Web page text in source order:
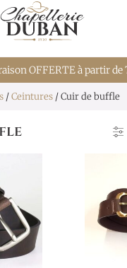
OFFERTE à partir de
/Ceintures / Cuir de buffle